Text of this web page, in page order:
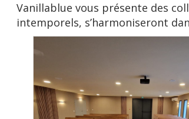
Vanillablue vous présente des
intemporels, s’harmoniseront